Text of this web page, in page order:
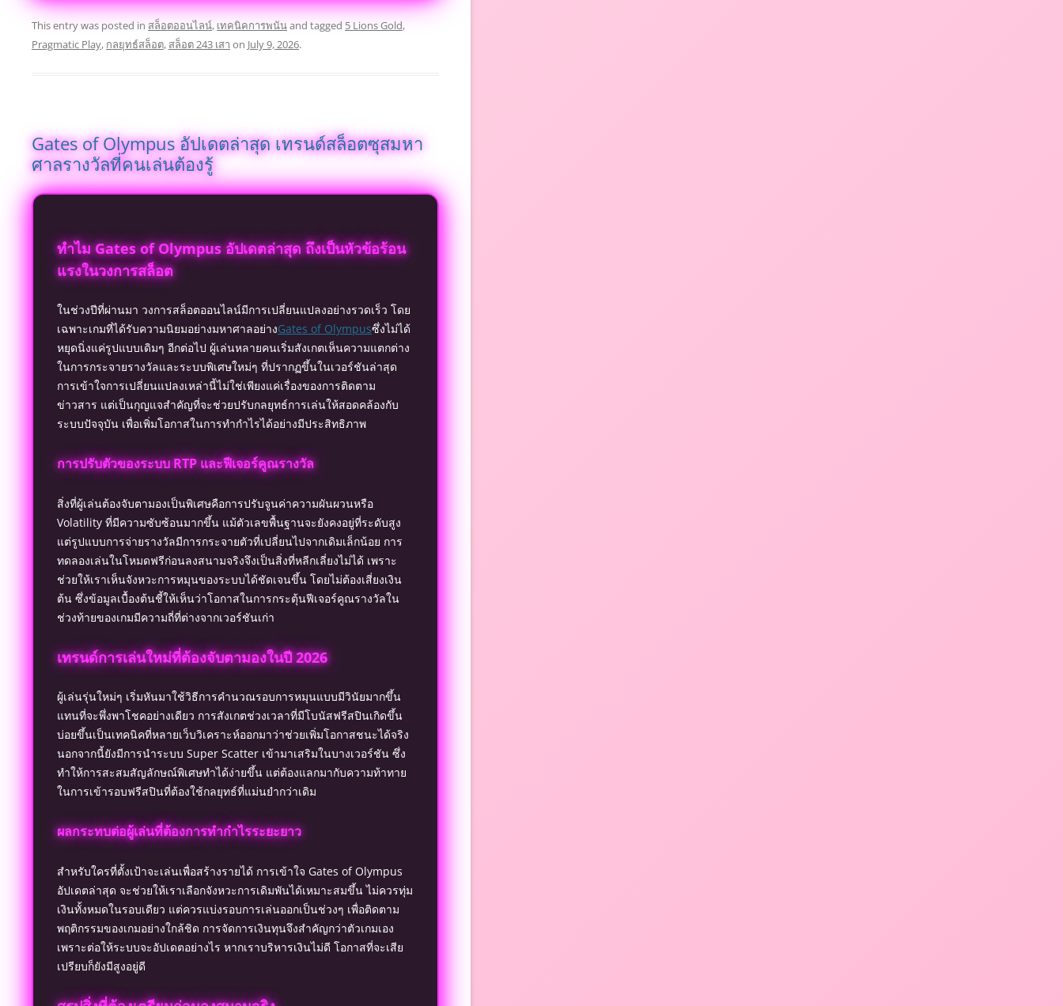
This entry was posted in สล็อตออนไลน์, เทคนิคการพนันand tagged 5 Lions Gold,
Pragmatic Play, กลยุทธ์สล็อต, สล็อต 243 เสา on July 9, 2026.
Gates of Olympus อัปเดตล่าสุด เทรนด์สล็อตซุสมหา
ศาลรางวัลที่คนเล่นต้องรู้
ทำไม Gates of Olympus อัปเดตล่าสุด ถึงเป็นหัวข้อร้อน
แรงในวงการสล็อต
ในช่วงปีที่ผ่านมา วงการสล็อตออนไลน์มีการเปลี่ยนแปลงอย่างรวดเร็ว โดย
เฉพาะเกมที่ได้รับความนิยมอย่างมหาศาลอย่างGates of Olympusซึ่งไม่ได้
หยุดนิ่งแค่รูปแบบเดิมๆ อีกต่อไป ผู้เล่นหลายคนเริ่มสังเกตเห็นความแตกต่าง
ในการกระจายรางวัลและระบบพิเศษใหม่ๆ ที่ปรากฏขึ้นในเวอร์ชันล่าสุด
การเข้าใจการเปลี่ยนแปลงเหล่านี้ไม่ใช่เพียงแค่เรื่องของการติดตาม
ข่าวสาร แต่เป็นกุญแจสำคัญที่จะช่วยปรับกลยุทธ์การเล่นให้สอดคล้องกับ
ระบบปัจจุบัน เพื่อเพิ่มโอกาสในการทำกำไรได้อย่างมีประสิทธิภาพ
การปรับตัวของระบบ RTP และฟีเจอร์คูณรางวัล
สิ่งที่ผู้เล่นต้องจับตามองเป็นพิเศษคือการปรับจูนค่าความผันผวนหรือ
Volatility ที่มีความซับซ้อนมากขึ้น แม้ตัวเลขพื้นฐานจะยังคงอยู่ที่ระดับสูง
แต่รูปแบบการจ่ายรางวัลมีการกระจายตัวที่เปลี่ยนไปจากเดิมเล็กน้อย การ
ทดลองเล่นในโหมดฟรีก่อนลงสนามจริงจึงเป็นสิ่งที่หลีกเลี่ยงไม่ได้ เพราะ
ช่วยให้เราเห็นจังหวะการหมุนของระบบได้ชัดเจนขึ้น โดยไม่ต้องเสี่ยงเงิน
ต้น ซึ่งข้อมูลเบื้องต้นชี้ให้เห็นว่าโอกาสในการกระตุ้นฟีเจอร์คูณรางวัลใน
ช่วงท้ายของเกมมีความถี่ที่ต่างจากเวอร์ชันเก่า
เทรนด์การเล่นใหม่ที่ต้องจับตามองในปี 2026
ผู้เล่นรุ่นใหม่ๆ เริ่มหันมาใช้วิธีการคำนวณรอบการหมุนแบบมีวินัยมากขึ้น
แทนที่จะพึ่งพาโชคอย่างเดียว การสังเกตช่วงเวลาที่มีโบนัสฟรีสปินเกิดขึ้น
บ่อยขึ้นเป็นเทคนิคที่หลายเว็บวิเคราะห์ออกมาว่าช่วยเพิ่มโอกาสชนะได้จริง
นอกจากนี้ยังมีการนำระบบ Super Scatter เข้ามาเสริมในบางเวอร์ชัน ซึ่ง
ทำให้การสะสมสัญลักษณ์พิเศษทำได้ง่ายขึ้น แต่ต้องแลกมากับความท้าทาย
ในการเข้ารอบฟรีสปินที่ต้องใช้กลยุทธ์ที่แม่นยำกว่าเดิม
ผลกระทบต่อผู้เล่นที่ต้องการทำกำไรระยะยาว
สำหรับใครที่ตั้งเป้าจะเล่นเพื่อสร้างรายได้ การเข้าใจ Gates of Olympus
อัปเดตล่าสุด จะช่วยให้เราเลือกจังหวะการเดิมพันได้เหมาะสมขึ้น ไม่ควรทุ่ม
เงินทั้งหมดในรอบเดียว แต่ควรแบ่งรอบการเล่นออกเป็นช่วงๆ เพื่อติดตาม
พฤติกรรมของเกมอย่างใกล้ชิด การจัดการเงินทุนจึงสำคัญกว่าตัวเกมเอง
เพราะต่อให้ระบบจะอัปเดตอย่างไร หากเราบริหารเงินไม่ดี โอกาสที่จะเสีย
เปรียบก็ยังมีสูงอยู่ดี